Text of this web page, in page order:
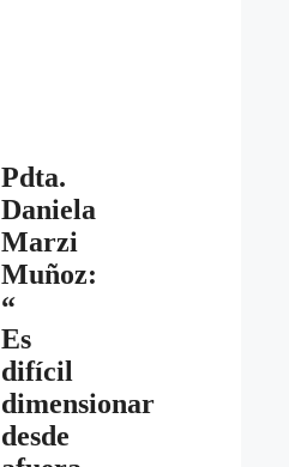
Pdta.
Daniela
Marzi
Muñoz:
“
Es
difícil
dimensionar
desde